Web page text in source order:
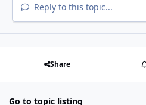
Reply to this topic...
Share
Go to topic listing